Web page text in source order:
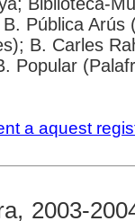
Pública Arús
B. Carles
Popular
a aquest
2003-